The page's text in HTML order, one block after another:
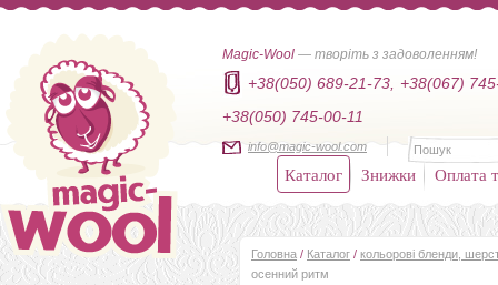
Magic-Wool — творіть з задоволенням!
+38(050) 689-21-73,
+38(067)
+38(050) 745-00-11
info@magic-wool.com
Каталог Знижки Оплата
Головна / Каталог / кольорові бленди,
осенний ритм